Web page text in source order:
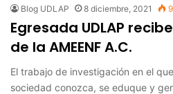
Blog UDLAP 8 diciembre, 2021
Egresada UDLAP
de la AMEENF A.C.
El trabajo de investigación en el
sociedad conozca, se eduque y